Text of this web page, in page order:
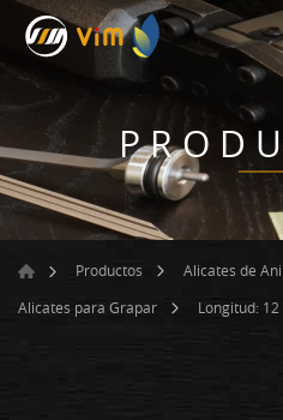
Productos
Alicates de
Alicates para Grapar
Longitud: